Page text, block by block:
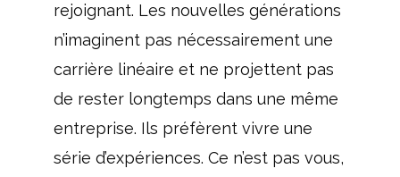
rejoignant. Les nouvelles générations
n’imaginent pas nécessairement une
carrière linéaire et ne projettent pas
de rester longtemps dans une même
entreprise. Ils préfèrent vivre une
série d’expériences. Ce n’est pas vous,